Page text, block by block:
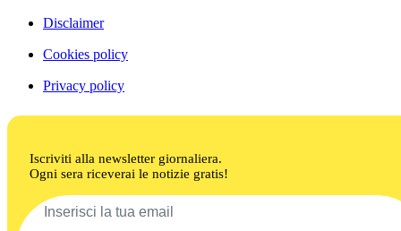
Disclaimer
Cookies policy
Privacy policy
Iscriviti alla newsletter giornaliera.
Ogni sera riceverai le notizie gratis!